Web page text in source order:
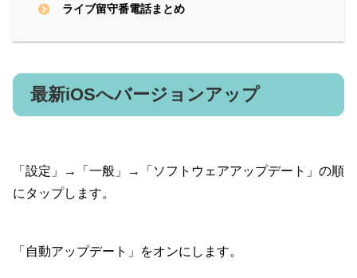
ライブ留守番電話まとめ
最新iOSへバージョンアップ
「設定」→「一般」→「ソフトウェアアップデート」の順
にタップします。
「自動アップデート」をオンにします。